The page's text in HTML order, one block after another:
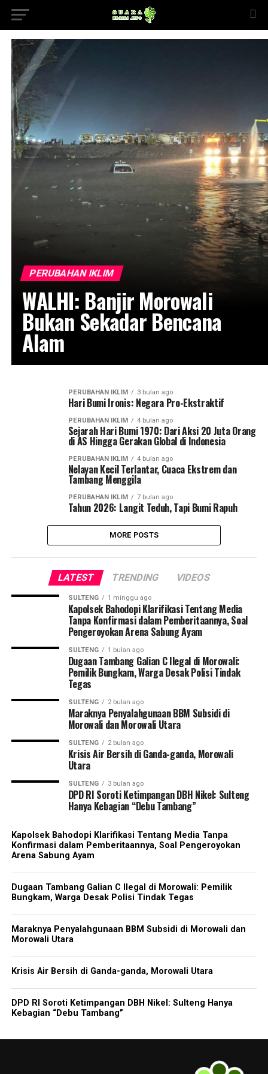
PERUBAHAN IKLIM
WALHI: Banjir Morowali
Bukan Sekadar Bencana
Alam
PERUBAHAN IKLIM 3 bulan ago
Hari Bumi Ironis: Negara Pro-Ekstraktif
PERUBAHAN IKLIM 4 bulan ago
Sejarah Hari Bumi 1970: Dari Aksi 20 Juta Orang
di AS Hingga Gerakan Global di Indonesia
PERUBAHAN IKLIM 4 bulan ago
Nelayan Kecil Terlantar, Cuaca Ekstrem dan
Tambang Menggila
PERUBAHAN IKLIM 7 bulan ago
Tahun 2026: Langit Teduh, Tapi Bumi Rapuh
MORE POSTS
LATEST TRENDING VIDEOS
SULTENG 1 minggu ago
Kapolsek Bahodopi Klarifikasi Tentang Media
Tanpa Konfirmasi dalam Pemberitaannya, Soal
Pengeroyokan Arena Sabung Ayam
SULTENG 1 bulan ago
Dugaan Tambang Galian C Ilegal di Morowali:
Pemilik Bungkam, Warga Desak Polisi Tindak
Tegas
SULTENG 2 bulan ago
Maraknya Penyalahgunaan BBM Subsidi di
Morowali dan Morowali Utara
SULTENG 2 bulan ago
Krisis Air Bersih di Ganda-ganda, Morowali
Utara
SULTENG 3 bulan ago
DPD RI Soroti Ketimpangan DBH Nikel: Sulteng
Hanya Kebagian “Debu Tambang”
Kapolsek Bahodopi Klarifikasi Tentang Media Tanpa
Konfirmasi dalam Pemberitaannya, Soal Pengeroyokan
Arena Sabung Ayam
Dugaan Tambang Galian C Ilegal di Morowali: Pemilik
Bungkam, Warga Desak Polisi Tindak Tegas
Maraknya Penyalahgunaan BBM Subsidi di Morowali dan
Morowali Utara
Krisis Air Bersih di Ganda-ganda, Morowali Utara
DPD RI Soroti Ketimpangan DBH Nikel: Sulteng Hanya
Kebagian “Debu Tambang”